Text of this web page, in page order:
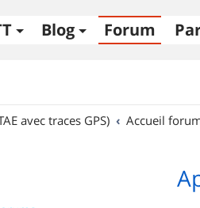
Blog Forum
avec traces GPS)
Accueil